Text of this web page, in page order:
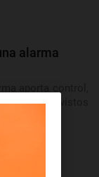
alarma
a imprevistos